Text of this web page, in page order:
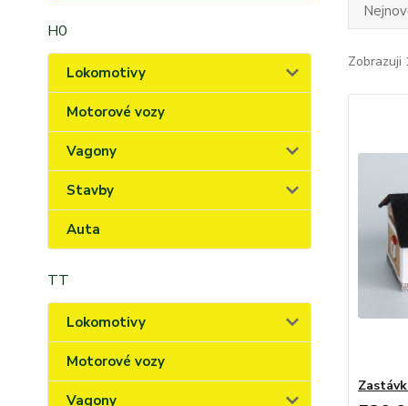
H0
Lokomotivy
Motorové vozy
Vagony
Stavby
Auta
TT
Lokomotivy
Motorové vozy
Vagony
Zobrazuji